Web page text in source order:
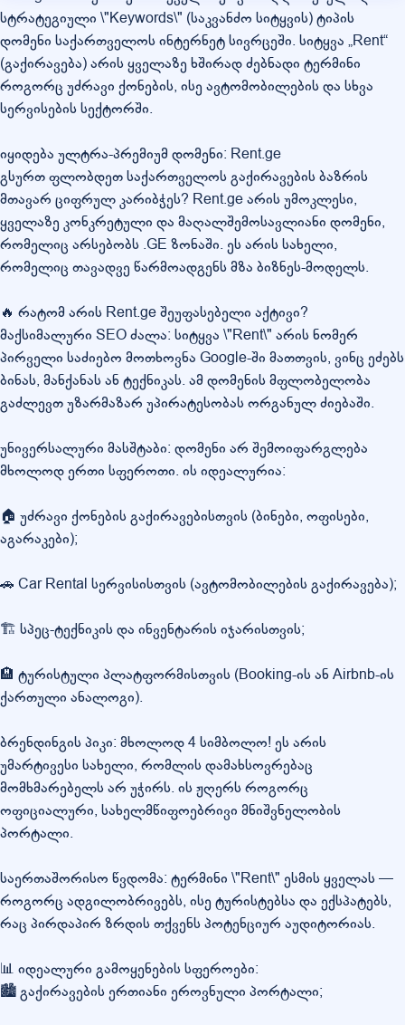
სტრატეგიული \"Keywords\" (საკვანძო სიტყვის) ტიპის
დომენი საქართველოს ინტერნეტ სივრცეში. სიტყვა „Rent“
(გაქირავება) არის ყველაზე ხშირად ძებნადი ტერმინი
როგორც უძრავი ქონების, ისე ავტომობილების და სხვა
სერვისების სექტორში.
იყიდება ულტრა-პრემიუმ დომენი: Rent.ge
გსურთ ფლობდეთ საქართველოს გაქირავების ბაზრის
მთავარ ციფრულ კარიბჭეს? Rent.ge არის უმოკლესი,
ყველაზე კონკრეტული და მაღალშემოსავლიანი დომენი,
რომელიც არსებობს .GE ზონაში. ეს არის სახელი,
რომელიც თავადვე წარმოადგენს მზა ბიზნეს-მოდელს.
🔥 რატომ არის Rent.ge შეუფასებელი აქტივი?
მაქსიმალური SEO ძალა: სიტყვა \"Rent\" არის ნომერ
პირველი საძიებო მოთხოვნა Google-ში მათთვის, ვინც ეძებს
ბინას, მანქანას ან ტექნიკას. ამ დომენის მფლობელობა
გაძლევთ უზარმაზარ უპირატესობას ორგანულ ძიებაში.
უნივერსალური მასშტაბი: დომენი არ შემოიფარგლება
მხოლოდ ერთი სფეროთი. ის იდეალურია:
🏠 უძრავი ქონების გაქირავებისთვის (ბინები, ოფისები,
აგარაკები);
🚗 Car Rental სერვისისთვის (ავტომობილების გაქირავება);
🏗️ სპეც-ტექნიკის და ინვენტარის იჯარისთვის;
🏨 ტურისტული პლატფორმისთვის (Booking-ის ან Airbnb-ის
ქართული ანალოგი).
ბრენდინგის პიკი: მხოლოდ 4 სიმბოლო! ეს არის
უმარტივესი სახელი, რომლის დამახსოვრებაც
მომხმარებელს არ უჭირს. ის ჟღერს როგორც
ოფიციალური, სახელმწიფოებრივი მნიშვნელობის
პორტალი.
საერთაშორისო წვდომა: ტერმინი \"Rent\" ესმის ყველას —
როგორც ადგილობრივებს, ისე ტურისტებსა და ექსპატებს,
რაც პირდაპირ ზრდის თქვენს პოტენციურ აუდიტორიას.
📊 იდეალური გამოყენების სფეროები:
🏙️ გაქირავების ერთიანი ეროვნული პორტალი;